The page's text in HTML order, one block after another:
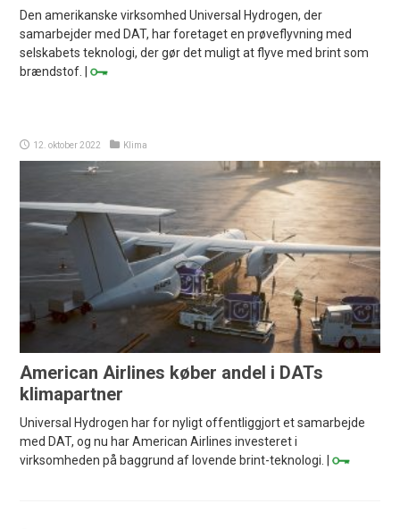
Den amerikanske virksomhed Universal Hydrogen, der
samarbejder med DAT, har foretaget en prøveflyvning med
selskabets teknologi, der gør det muligt at flyve med brint som
brændstof. |
12. oktober 2022 Klima
American Airlines køber andel i DATs
klimapartner
Universal Hydrogen har for nyligt offentliggjort et samarbejde
med DAT, og nu har American Airlines investeret i
virksomheden på baggrund af lovende brint-teknologi. |